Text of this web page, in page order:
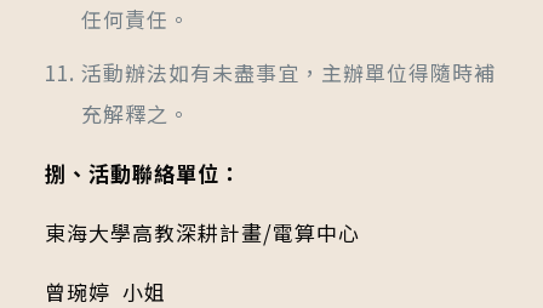
任何責任。
活動辦法如有未盡事宜，主辦單位得隨時補
充解釋之。
捌、活動聯絡單位：
東海大學高教深耕計畫/電算中心
曾琬婷 小姐